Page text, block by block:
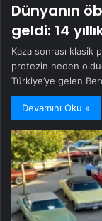
Dünyanın
geldi: 14
Kaza sonrası klasik
protezin neden
Türkiye’ye gelen
Devamını Oku »